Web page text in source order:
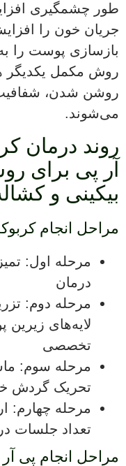
طور چشمگیری
جریان خون را
بازسازی پوست را
روش مکمل یکدیگر
روشن شدن،
می‌شوند.
روند درمان
آر پی برای
بیکینی و
مراحل انجام
مرحله اول:
درمان
مرحله دوم:
لایه‌های زیرین
تخصصی
مرحله سوم:
تحریک گردش
مرحله چهارم:
تعداد جلسات
مراحل انجام پی